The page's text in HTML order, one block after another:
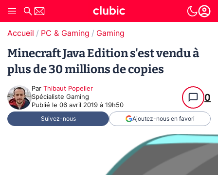
Accueil PC & Gaming Gaming
Minecraft Java Edition s'est vendu à
plus de 30 millions de copies
Par Thibaut Popelier
Spécialiste Gaming
Publié le 06 avril 2019 à 19h50
0
Suivez-nous Ajoutez-nous en favori